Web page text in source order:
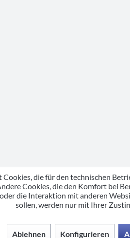
Cookies, die für den technischen
Cookies, die den Komfort bei
die Interaktion mit anderen
sollen, werden nur mit Ihrer
Ablehnen Konfigurieren